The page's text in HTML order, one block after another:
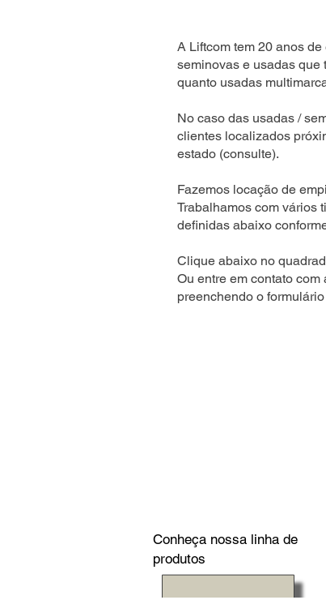
A Liftcom tem 20 anos
seminovas e usadas que
quanto usadas
No caso das usadas /
clientes localizados
estado (consulte).
Fazemos locação de
Trabalhamos com vários
definidas abaixo
Clique abaixo no
Ou entre em contato
preenchendo o
Conheça nossa linha de
produtos